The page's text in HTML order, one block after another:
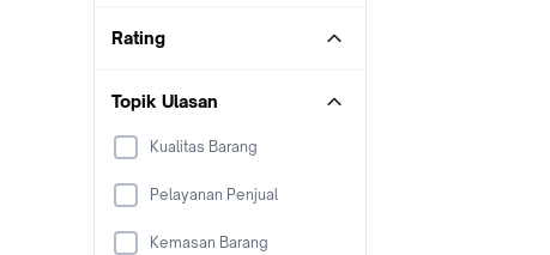
Rating
Topik Ulasan
Kualitas Barang
Pelayanan Penjual
Kemasan Barang